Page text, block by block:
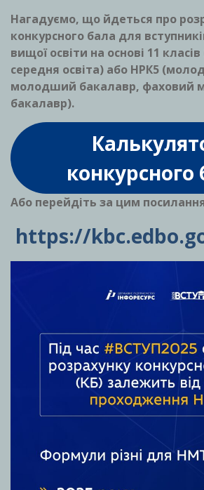
Нагадуємо, що йдеться про
конкурсного бала для
вищої освіти на основі 11
середня освіта) або НРК5
молодший бакалавр, фаховий
бакалавр).
конкурсного
Або перейдіть за цим
https://